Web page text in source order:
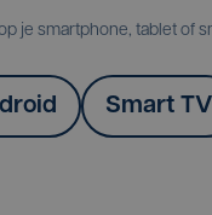
je smartphone, tablet of
Smart TV